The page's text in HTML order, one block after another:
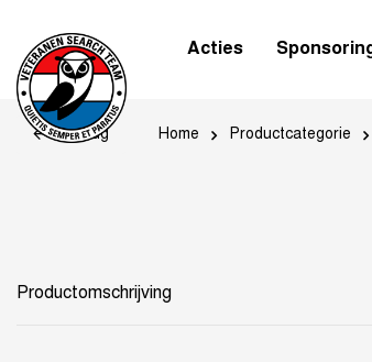
Acties
Home Productcategorie
Terug
Productomschrijving